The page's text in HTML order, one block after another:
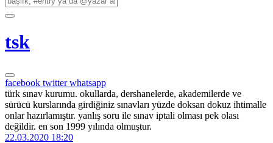
tsk
facebook twitterwhatsapp
türk sınav kurumu. okullarda, dershanelerde, akademilerde ve
sürücü kurslarında girdiğiniz sınavları yüzde doksan dokuz ihtimalle
onlar hazırlamıştır. yanlış soru ile sınav iptali olması pek olası
değildir. en son 1999 yılında olmuştur.
22.03.2020 18:20